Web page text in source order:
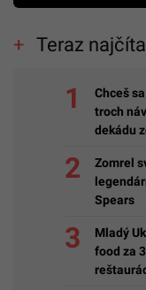
Teraz
Chceš
troch
dekádu
Zomrel
Spears
Mladý
food za